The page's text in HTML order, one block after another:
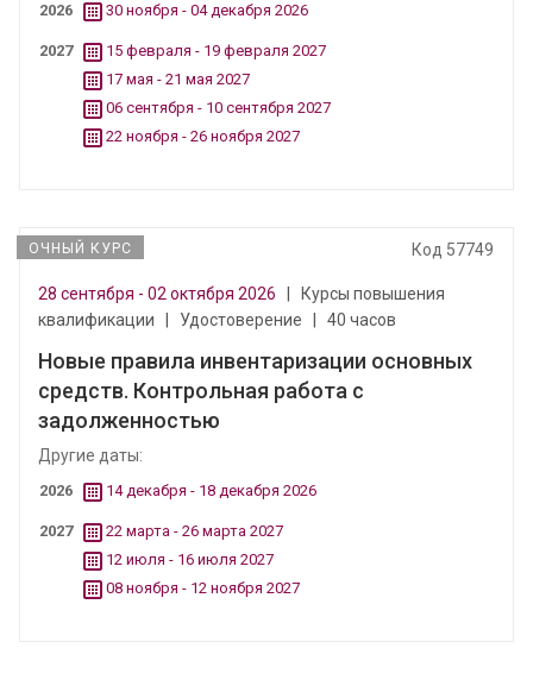
2026 30 ноября - 04 декабря 2026
2027
15 февраля - 19 февраля 2027
17 мая - 21 мая 2027
06 сентября - 10 сентября 2027
22 ноября - 26 ноября 2027
ОЧНЫЙ КУРС Код 57749
28 сентября - 02 октября 2026
Курсы повышения
квалификации
Удостоверение 40 часов
Новые правила инвентаризации основных
средств. Контрольная работа с
задолженностью
Другие даты:
2026 14 декабря - 18 декабря 2026
2027
22 марта - 26 марта 2027
12 июля - 16 июля 2027
08 ноября - 12 ноября 2027